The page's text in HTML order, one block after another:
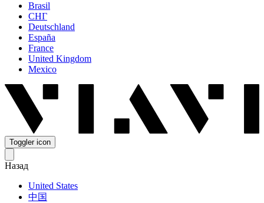
Brasil
СНГ
Deutschland
España
France
United Kingdom
Mexico
Toggler icon
Назад
United States
中国